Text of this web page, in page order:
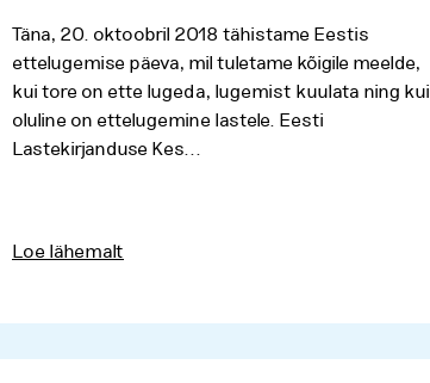
Täna, 20. oktoobril 2018 tähistame Eestis
ettelugemise päeva, mil tuletame kõigile meelde,
kui tore on ette lugeda, lugemist kuulata ning kui
oluline on ettelugemine lastele. Eesti
Lastekirjanduse Kes...
Loe lähemalt